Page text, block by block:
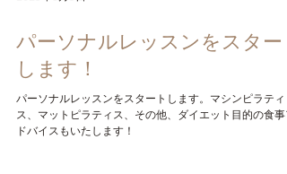
2025年3月5日
パーソナルレッスンをスター
します！